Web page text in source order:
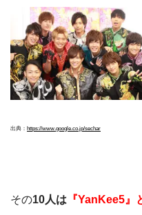
出典： https://www.google.co.jp/sechar
その10人は 『YanKee5』